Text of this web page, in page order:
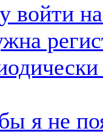
войти
я не